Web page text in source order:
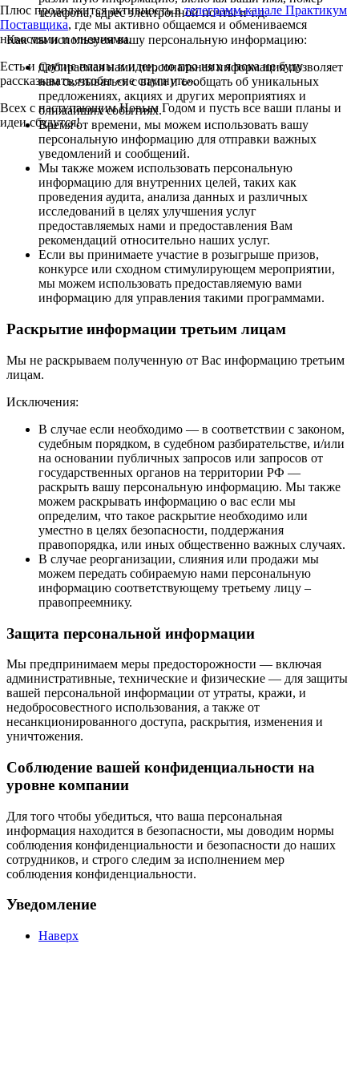
Плюс продолжится активность втелеграмм-канале Практикум
Поставщика, где мы активно общаемся и обмениваемся
новостями и мнениями.
Есть и другие планы и идеи, но про них я пока не буду
рассказывать, чтобы «не спугнуть».
Всех с наступающим Новым Годом и пусть все ваши планы и
идеи сбудутся!
телефона, адрес электронной почты и т.д.
Как мы используем вашу персональную информацию:
Собираемая нами персональная информация позволяет
нам связываться с вами и сообщать об уникальных
предложениях, акциях и других мероприятиях и
ближайших событиях.
Время от времени, мы можем использовать вашу
персональную информацию для отправки важных
уведомлений и сообщений.
Мы также можем использовать персональную
информацию для внутренних целей, таких как
проведения аудита, анализа данных и различных
исследований в целях улучшения услуг
предоставляемых нами и предоставления Вам
рекомендаций относительно наших услуг.
Если вы принимаете участие в розыгрыше призов,
конкурсе или сходном стимулирующем мероприятии,
мы можем использовать предоставляемую вами
информацию для управления такими программами.
Раскрытие информации третьим лицам
Мы не раскрываем полученную от Вас информацию третьим
лицам.
Исключения:
В случае если необходимо — в соответствии с законом,
судебным порядком, в судебном разбирательстве, и/или
на основании публичных запросов или запросов от
государственных органов на территории РФ —
раскрыть вашу персональную информацию. Мы также
можем раскрывать информацию о вас если мы
определим, что такое раскрытие необходимо или
уместно в целях безопасности, поддержания
правопорядка, или иных общественно важных случаях.
В случае реорганизации, слияния или продажи мы
можем передать собираемую нами персональную
информацию соответствующему третьему лицу –
правопреемнику.
Защита персональной информации
Мы предпринимаем меры предосторожности — включая
административные, технические и физические — для защиты
вашей персональной информации от утраты, кражи, и
недобросовестного использования, а также от
несанкционированного доступа, раскрытия, изменения и
уничтожения.
Соблюдение вашей конфиденциальности на
уровне компании
Для того чтобы убедиться, что ваша персональная
информация находится в безопасности, мы доводим нормы
соблюдения конфиденциальности и безопасности до наших
сотрудников, и строго следим за исполнением мер
соблюдения конфиденциальности.
Уведомление
Наверх